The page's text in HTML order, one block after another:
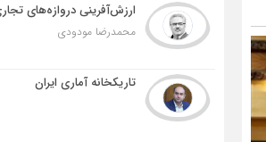
ارزش‌آفرینی دروازه‌های
محمدرضا مودودی
تاریکخانه آماری ایران